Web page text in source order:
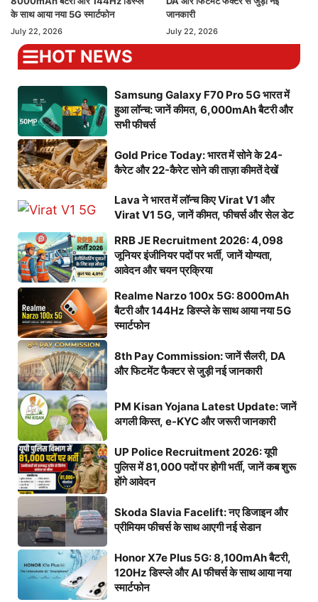
के साथ आया नया 5G स्मार्टफोन
July 22, 2026
जानकारी
July 22, 2026
HOT NEWS
Samsung Galaxy F70 Pro 5G भारत में
हुआ लॉन्च: जानें कीमत, 6,000mAh बैटरी और
सभी फीचर्स
Gold Price Today: भारत में सोने के 24-
कैरेट और 22-कैरेट सोने की ताज़ा कीमतें देखें
Lava ने भारत में लॉन्च किए Virat V1 और
Virat V1 5G, जानें कीमत, फीचर्स और सेल डेट
RRB JE Recruitment 2026: 4,098
जूनियर इंजीनियर पदों पर भर्ती, जानें योग्यता,
आवेदन और चयन प्रक्रिया
Realme Narzo 100x 5G: 8000mAh
बैटरी और 144Hz डिस्प्ले के साथ आया नया 5G
स्मार्टफोन
8th Pay Commission: जानें सैलरी, DA
और फिटमेंट फैक्टर से जुड़ी नई जानकारी
PM Kisan Yojana Latest Update: जानें
अगली किस्त, e-KYC और जरूरी जानकारी
UP Police Recruitment 2026: यूपी
पुलिस में 81,000 पदों पर होगी भर्ती, जानें कब शुरू
होंगे आवेदन
Skoda Slavia Facelift: नए डिजाइन और
प्रीमियम फीचर्स के साथ आएगी नई सेडान
Honor X7e Plus 5G: 8,100mAh बैटरी,
120Hz डिस्प्ले और AI फीचर्स के साथ आया नया
स्मार्टफोन